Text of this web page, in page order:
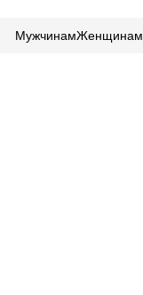
МужчинамЖенщинам